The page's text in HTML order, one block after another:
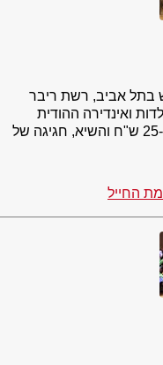
בתל אביב, רשת ריבר
ואינדירה ההודית
חוגגת יום הולדת 25, עם מנות קסומות ב-25 ש"ח והשיא, חגיגה של
החייל